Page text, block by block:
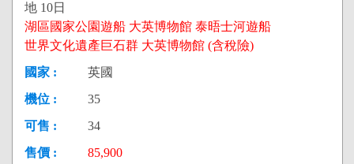
地 10日
湖區國家公園遊船 大英博物館 泰晤士河遊船
世界文化遺產巨石群 大英博物館 (含稅險)
英國
35
34
85,900